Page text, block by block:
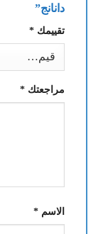
دانانج”
تقييمك *
مراجعتك *
الاسم *